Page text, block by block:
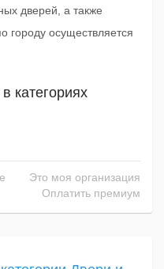
дверей, а также
городу осуществляется
категориях
Это моя организация
Оплатить премиум